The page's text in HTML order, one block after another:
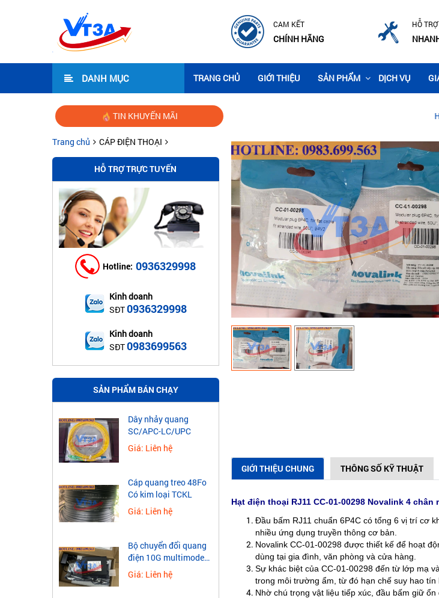
CAM KẾT
CHÍNH HÃNG
HỖ TRỢ
DANH MỤC TRANG CHỦ GIỚI THIỆU SẢN PHẨM DỊCH VỤ
TIN KHUYẾN MÃI HƯỚNG
Trang chủ CÁP ĐIỆN THOẠI
HỖ TRỢ TRỰC TUYẾN
Hotline: 0936329998
Kinh doanh
SĐT0936329998
Kinh doanh
SĐT0983699563
SẢN PHẨM BÁN CHẠY
Dây nhảy quang
SC/APC-LC/UPC
Giá: Liên hệ
Cáp quang treo 48Fo
Có kim loại TCKL
Giá: Liên hệ
Bộ chuyển đổi quang
điện 10G multimode
Wintop YT-10G-SFP-
AS
Giá: Liên hệ
GIỚI THIỆU CHUNG THÔNG SỐ KỸ THUẬT
Hạt điện thoại RJ11 CC-01-00298 Novalink 4 chân
Đầu bấm RJ11 chuẩn 6P4C có tổng 6 vị trí cơ
nhiều ứng dụng truyền thông cơ bản.​
Novalink CC-01-00298 được thiết kế để hoạt
dùng tại gia đình, văn phòng và cửa hàng.​
Sự khác biệt của CC-01-00298 đến từ lớp mạ
trong môi trường ẩm, từ đó hạn chế suy hao tín
Nhờ chú trọng vật liệu tiếp xúc, đầu bấm giữ